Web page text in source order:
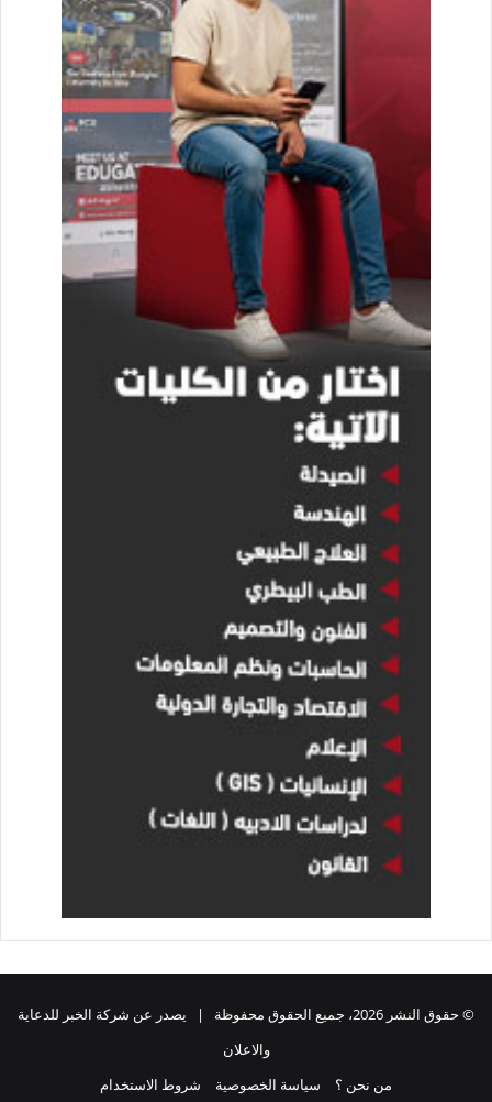
© حقوق النشر 2026، جميع الحقوق محفوظة | يصدر عن شركة الخبر للدعاية
والاعلان
من نحن ؟
سياسة الخصوصية شروط الاستخدام